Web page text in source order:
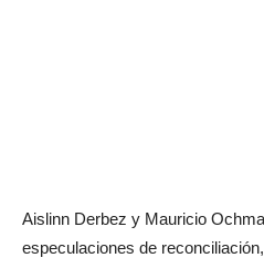
Aislinn Derbez y Mauricio
especulaciones de